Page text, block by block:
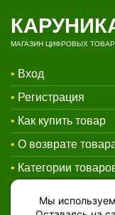
МАГАЗИН ЦИФРОВЫХ
• Вход
• Регистрация
• Как купить товар
• О возврате
• Категории
Мы